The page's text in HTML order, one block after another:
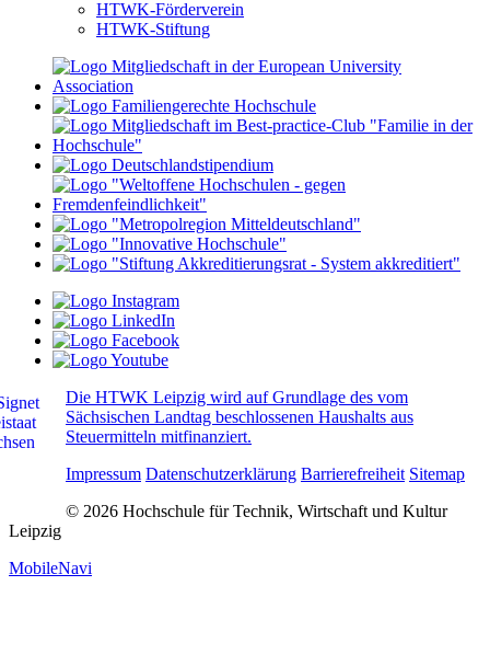
HTWK-Förderverein
HTWK-Stiftung
Die HTWK Leipzig wird auf Grundlage des vom
Sächsischen Landtag beschlossenen Haushalts aus
Steuermitteln mitfinanziert.
Impressum Datenschutzerklärung Barrierefreiheit Sitemap
© 2026 Hochschule für Technik, Wirtschaft und Kultur
Leipzig
MobileNavi